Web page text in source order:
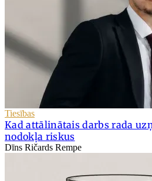
Tiesības
Kad attālinātais darbs rada
nodokļa riskus
Dīns Ričards Rempe